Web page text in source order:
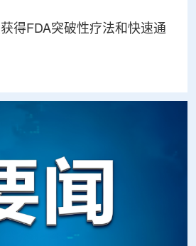
得FDA突破性疗法和快速通